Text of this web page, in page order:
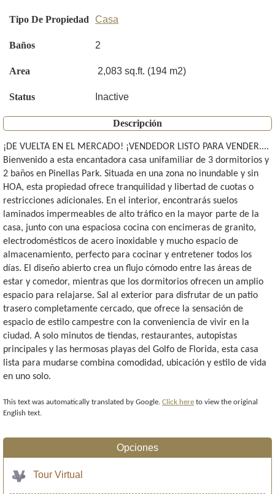
Tipo De Propiedad Casa
Baños 2
Area 2,083 sq.ft. (194 m2)
Status Inactive
Descripción
¡DE VUELTA EN EL MERCADO! ¡VENDEDOR LISTO PARA VENDER....
Bienvenido a esta encantadora casa unifamiliar de 3 dormitorios y
2 baños en Pinellas Park. Situada en una zona no inundable y sin
HOA, esta propiedad ofrece tranquilidad y libertad de cuotas o
restricciones adicionales. En el interior, encontrarás suelos
laminados impermeables de alto tráfico en la mayor parte de la
casa, junto con una espaciosa cocina con encimeras de granito,
electrodomésticos de acero inoxidable y mucho espacio de
almacenamiento, perfecto para cocinar y entretener todos los
días. El diseño abierto crea un flujo cómodo entre las áreas de
estar y comedor, mientras que los dormitorios ofrecen un amplio
espacio para relajarse. Sal al exterior para disfrutar de un patio
trasero completamente cercado, que ofrece la sensación de
espacio de estilo campestre con la conveniencia de vivir en la
ciudad. A solo minutos de tiendas, restaurantes, autopistas
principales y las hermosas playas del Golfo de Florida, esta casa
lista para mudarse combina comodidad, ubicación y estilo de vida
en uno solo.
This text was automatically translated by Google. Click here to view the original
English text.
Opciones
Tour Virtual